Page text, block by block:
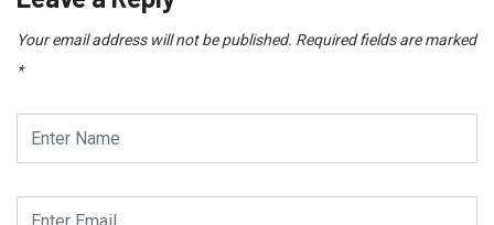
Your email address will not be published. Required fields are marked
*